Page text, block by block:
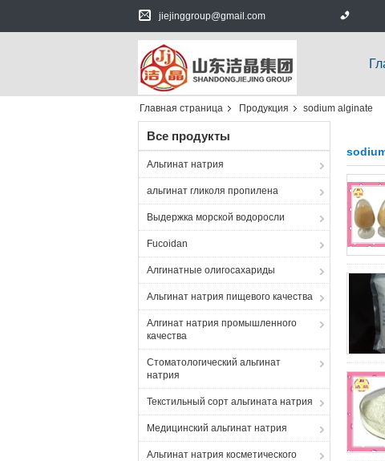
jiejinggroup@gmail.com
Главная страница Продукция sodium alginate
Все продукты
Альгинат натрия
альгинат гликоля пропилена
Выдержка морской водоросли
Fucoidan
Алгинатные олигосахариды
Альгинат натрия пищевого качества
Алгинат натрия промышленного
качества
Стоматологический альгинат
натрия
Текстильный сорт альгината натрия
Медицинский альгинат натрия
Альгинат натрия косметического